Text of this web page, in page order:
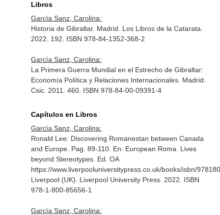
Libros
García Sanz, Carolina:
Historia de Gibraltar. Madrid. Los Libros de la Catarata.
2022. 192. ISBN 978-84-1352-368-2
García Sanz, Carolina:
La Primera Guerra Mundial en el Estrecho de Gibraltar:
Economía Política y Relaciones Internacionales. Madrid.
Csic. 2011. 460. ISBN 978-84-00-09391-4
Capítulos en Libros
García Sanz, Carolina:
Ronald Lee: Discovering Romanestan between Canada
and Europe. Pag. 89-110. En: European Roma. Lives
beyond Stereotypes. Ed. OA
https://www.liverpooluniversitypress.co.uk/books/isbn/
Liverpool (UK). Liverpool University Press. 2022. ISBN
978-1-800-85656-1
García Sanz, Carolina: